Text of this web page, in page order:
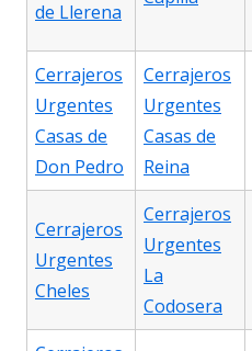
de Llerena
Cerrajeros
Urgentes
Casas de
Don Pedro
Cerrajeros
Urgentes
Casas de
Reina
Cerrajeros
Urgentes
Cheles
Cerrajeros
Urgentes
La
Codosera